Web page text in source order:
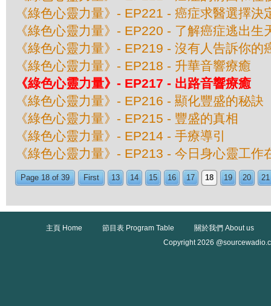
《綠色心靈力量》- EP221 - 癌症求醫選擇
《綠色心靈力量》- EP220 - 了解癌症逃出生
《綠色心靈力量》- EP219 - 沒有人告訴你
《綠色心靈力量》- EP218 - 升華音響療癒
《綠色心靈力量》- EP217 - 出路音響療癒
《綠色心靈力量》- EP216 - 顯化豐盛的秘訣
《綠色心靈力量》- EP215 - 豐盛的真相
《綠色心靈力量》- EP214 - 手療導引
《綠色心靈力量》- EP213 - 今日身心靈工作
Page 18 of 39 First 13 14 15 16 17 18 19 20 21
主頁 Home 節目表 Program Table
關於我們 About us
Copyright 2026